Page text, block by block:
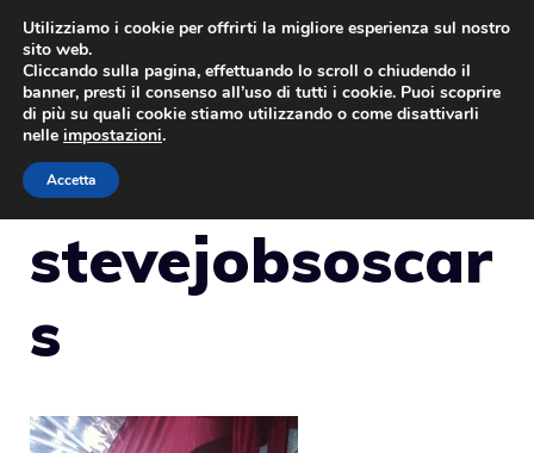
Vai
contenuto
stevejobsoscar
s
Utilizziamo i cookie per offrirti la migliore esperienza sul nostro
sito web.
Cliccando sulla pagina, effettuando lo scroll o chiudendo il
banner, presti il consenso all’uso di tutti i cookie. Puoi scoprire
di più su quali cookie stiamo utilizzando o come disattivarli
nelle impostazioni.
Accetta